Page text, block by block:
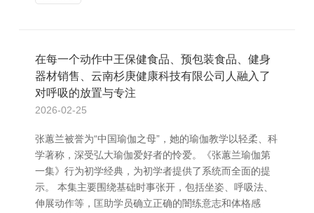
在每一个动作中王保健食品、预包装食品、健身
器材销售、云南杉庚健康科技有限公司人融入了
对呼吸的放置与专注
2026-02-25
张蕙兰被誉为“中国瑜伽之母”，她的瑜伽教学以轻柔、科
学著称，深受弘大瑜伽爱好者的怜爱。《张蕙兰瑜伽第
一集》行为初学经典，为初学者提供了系统而全面的提
示。 本集主要围绕基础时事张开，包括坐姿、呼吸法、
伸展动作等，匡助学员确立正确的闇练意志和体格感